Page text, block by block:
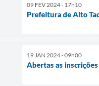
09 FEV 2024 - 17h10
Prefeitura de Alto
19 JAN 2024 - 09h00
Abertas as